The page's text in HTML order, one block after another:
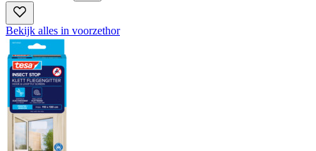
Bekijk alles in voorzethor